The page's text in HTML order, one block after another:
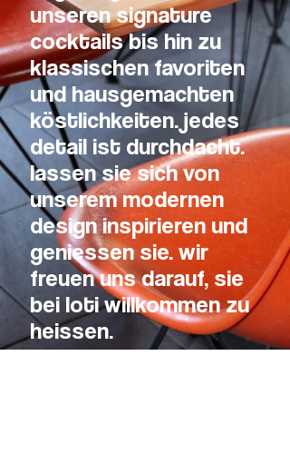
unseren signature
cocktails bis hin zu
klassischen favoriten
und hausgemachten
köstlichkeiten. jedes
detail ist durchdacht.
lassen sie sich von
unserem modernen
design inspirieren und
geniessen sie. wir
freuen uns darauf, sie
bei loti willkommen zu
heissen.